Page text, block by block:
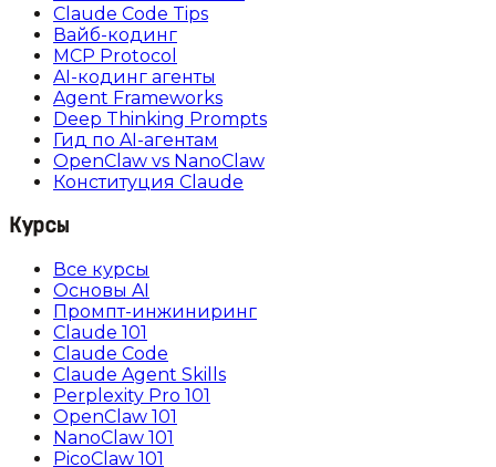
Claude Code Tips
Вайб-кодинг
MCP Protocol
AI-кодинг агенты
Agent Frameworks
Deep Thinking Prompts
Гид по AI-агентам
OpenClaw vs NanoClaw
Конституция Claude
Курсы
Все курсы
Основы AI
Промпт-инжиниринг
Claude 101
Claude Code
Claude Agent Skills
Perplexity Pro 101
OpenClaw 101
NanoClaw 101
PicoClaw 101